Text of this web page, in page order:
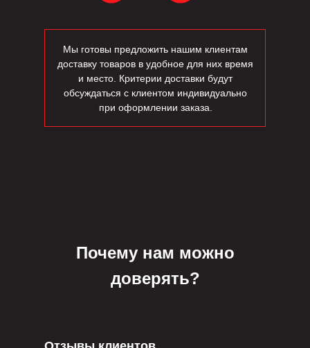
Мы готовы предложить нашим клиентам
доставку товаров в удобное для них время
и место. Критерии доставки будут
обсуждаться с клиентом индивидуально
при оформлении заказа.
Почему нам можно
доверять?